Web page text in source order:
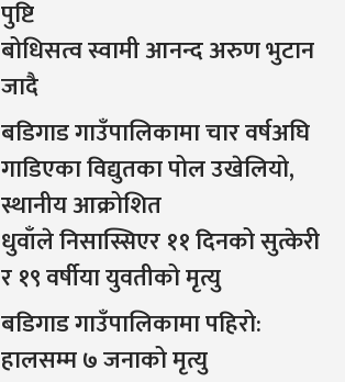
पुष्टि
बोधिसत्व स्वामी आनन्द अरुण भुटान
जादै
बडिगाड गाउँपालिकामा चार वर्षअघि
गाडिएका विद्युतका पोल उखेलियो,
स्थानीय आक्रोशित
धुवाँले निसास्सिएर ११ दिनको सुत्केरी
र १९ वर्षीया युवतीको मृत्यु
बडिगाड गाउँपालिकामा पहिरो:
हालसम्म ७ जनाको मृत्यु